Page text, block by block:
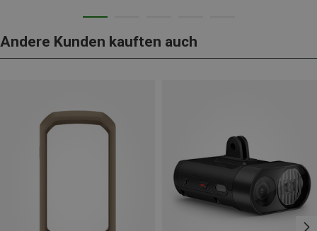
Andere Kunden kauften auch